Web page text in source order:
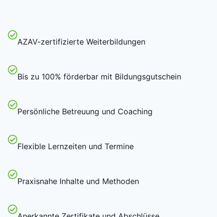
AZAV-zertifizierte Weiterbildungen
Bis zu 100% förderbar mit Bildungsgutschein
Persönliche Betreuung und Coaching
Flexible Lernzeiten und Termine
Praxisnahe Inhalte und Methoden